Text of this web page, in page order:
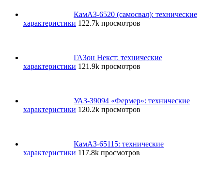
КамАЗ-6520 (самосвал): технические
характеристики 122.7k просмотров
ГАЗон Некст: технические
характеристики 121.9k просмотров
УАЗ-39094 «Фермер»: технические
характеристики 120.2k просмотров
КамАЗ-65115: технические
характеристики 117.8k просмотров